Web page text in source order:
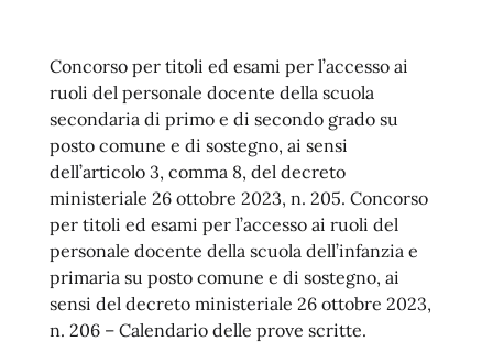
Concorso per titoli ed esami per l’accesso ai
ruoli del personale docente della scuola
secondaria di primo e di secondo grado su
posto comune e di sostegno, ai sensi
dell’articolo 3, comma 8, del decreto
ministeriale 26 ottobre 2023, n. 205. Concorso
per titoli ed esami per l’accesso ai ruoli del
personale docente della scuola dell’infanzia e
primaria su posto comune e di sostegno, ai
sensi del decreto ministeriale 26 ottobre 2023,
n. 206 – Calendario delle prove scritte.